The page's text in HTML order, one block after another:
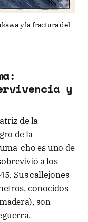
y la fractura del
y
de la
de la
cho es uno de
a los
Sus callejones
conocidos
son